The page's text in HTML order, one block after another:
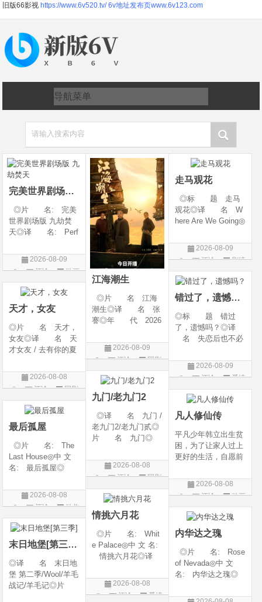
旧版66影视 https://www.6v520.tv/ 6v地址发布页www.6v123.com
请输入搜索内容
完美世界剧场版 九劫焚天
◎片 名: 完美
世界剧场版 九劫焚
天◎译 名: Perf
ne Calamities Burnin
g Heaven / Perfect
ribulations Incinerate
the H
2026-08-09
评论
动画
片
江海潮生
◎片 名 江海
潮生◎译 名 张
謇◎年 代 2026
陆◎类 别 传记
/ 历史 / 古装◎语
上映日期 2026-07-
20(中国大陆)◎
2026-08-09
评论
国剧
走马观花
◎标 题 走马
观花◎译 名 W
here Are We Going◎
产 地 中国大陆
◎类 别 剧情◎
话◎上映日期 2026
-06-12(中国大陆)◎
2026-08-09
评论
剧情
片
错过了，遗憾吗？
◎标 题 错过
了，遗憾吗？◎译
名 失恋后也不必
rself◎年 代 20
26◎产 地 中国
剧 / 爱情◎语
言 汉语普通话◎上
映
2026-08-09
评论
爱情
片
天才，女友
◎片 名 天才，
女友◎译 名 天
才女友 / 去有你的夏
年 代 2026◎
产 地 中国大陆
爱情◎语 言 汉
语普通话◎上映日期
2026-08-08
评论
国剧
九门/老九门2
◎译 名 九门 /
老九门2/老九门贰◎
片 名 九门◎
产 地 中国大陆
◎类 别 剧情 /
言 汉语普通话◎上
映日期 2026-07
2026-08-08
评论
国剧
凡人修仙传
平凡少年韩立出生贫
困，为了让家人过上
更好的生活，自愿前
核，最终被墨大夫收
入门下。 墨大夫一
养、传授医术，让韩
立对他非常感激，但
随着一同入
2026-08-08
评论
动画
片
最后孤屋
◎片 名: The
Last House◎中 文
名: 最后孤屋◎
Eleven Eight One S
even◎年 代: 2
国 / 法国 / 美国◎
类 别: 动作 /
2026-08-08
评论
动作
片
情挑六月花
◎片 名: Whit
e Palace◎中 文 名:
情挑六月花◎译
道之恋 / 白色宫殿◎
年 代: 1990◎
2026-08-08
评论
爱情
内华达之瑰
◎片 名: Rose
of Nevada◎中 文
名: 内华达之瑰◎
玫瑰 / 英伦转生号
末日地堡[第三季]
◎译 名 末日地
堡 第二季/Wool/羊毛
战记/羊毛记◎片